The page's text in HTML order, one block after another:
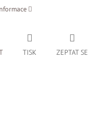
TISK ZEPTAT SE